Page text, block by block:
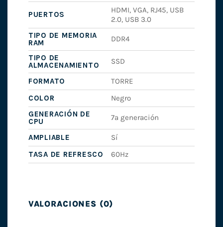
PUERTOS
HDMI, VGA, RJ45, USB
2.0, USB 3.0
TIPO DE MEMORIA
RAM
DDR4
TIPO DE
ALMACENAMIENTO
SSD
FORMATO
TORRE
COLOR
Negro
GENERACIÓN DE
CPU
7ª generación
AMPLIABLE
Sí
TASA DE REFRESCO
60Hz
VALORACIONES (0)